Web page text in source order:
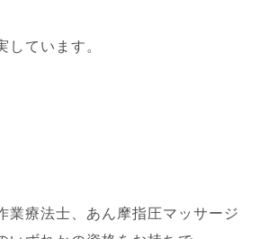
ています。
業療法士、あん摩指圧マッサージ